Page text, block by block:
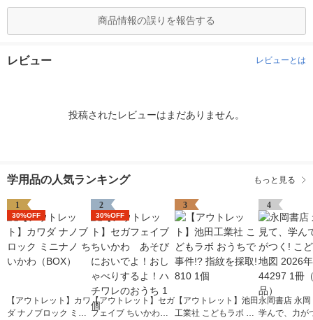
商品情報の誤りを報告する
レビュー レビューとは
投稿されたレビューはまだありません。
学用品の人気ランキング もっと見る
1
30%OFF
【アウトレット】カワ
ダ ナノブロック ミニ
2
30%OFF
【アウトレット】セガ
フェイブ ちいかわ
3
【アウトレット】池田
工業社 こどもラボ お
4
永岡書店 永岡
学んで、力が